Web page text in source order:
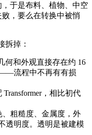
于是布料、植物、中空
，要么在转换中被悄
拆掉：
何和外观直接存在约 16
流程中不再有有损
Transformer，相比初代
、粗糙度、金属度，外
明度。透明是被建模